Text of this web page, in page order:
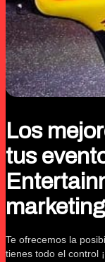
Los
tus
Te ofrecemos la
tienes todo el control